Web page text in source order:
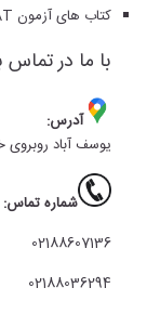
کتاب های آزمون IMAT
با ما در تماس
آدرس:
یوسف آباد روبروی خیابان 60 پلاک 453
شماره تماس:
02188607136
02188036294